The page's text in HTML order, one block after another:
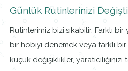
Günlük Rutinlerinizi
Rutinlerimiz bizi sıkabilir. Farklı
bir hobiyi denemek veya farklı
küçük değişiklikler,